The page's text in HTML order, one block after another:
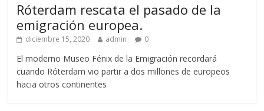
Róterdam rescata el pasado de la
emigración europea.
diciembre 15, 2020 admin 0
El moderno Museo Fénix de la Emigración recordará
cuando Róterdam vio partir a dos millones de europeos
hacia otros continentes